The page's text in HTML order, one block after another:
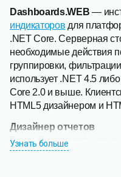
Dashboards.WEB —
индикаторов для
.NET Core. Серверная
необходимые действия
группировки,
использует .NET 4.5
Core 2.0 и выше.
HTML5 дизайнером и
Дизайнер отчетов
Единый и
индикаторов и отчетов,
Узнать больше